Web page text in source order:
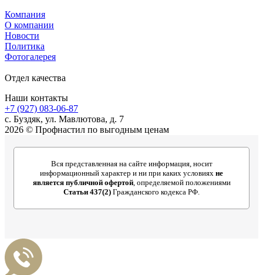
Компания
О компании
Новости
Политика
Фотогалерея
Отдел качества
Наши контакты
+7 (927) 083-06-87
c. Буздяк, ул. Мавлютова, д. 7
2026 © Профнастил по выгодным ценам
Вся представленная на сайте информация, носит
информационный характер и ни при каких условиях не
является публичной офертой, определяемой положениями
Статьи 437(2) Гражданского кодекса РФ.